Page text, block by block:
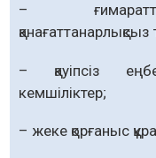
–
– қауіпсіз
кемшіліктер;
– жеке қорғаныс